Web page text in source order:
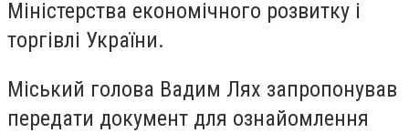
Міністерства економічного розвитку і
торгівлі України.
Міський голова Вадим Лях запропонував
передати документ для ознайомлення